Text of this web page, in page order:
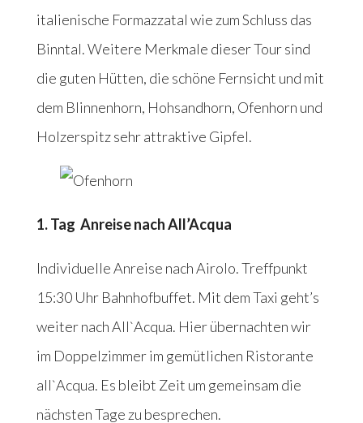
italienische Formazzatal wie zum Schluss das
Binntal. Weitere Merkmale dieser Tour sind
die guten Hütten, die schöne Fernsicht und mit
dem Blinnenhorn, Hohsandhorn, Ofenhorn und
Holzerspitz sehr attraktive Gipfel.
1. Tag Anreise nach All’Acqua
Individuelle Anreise nach Airolo. Treffpunkt
15:30 Uhr Bahnhofbuffet. Mit dem Taxi geht’s
weiter nach All`Acqua. Hier übernachten wir
im Doppelzimmer im gemütlichen Ristorante
all`Acqua. Es bleibt Zeit um gemeinsam die
nächsten Tage zu besprechen.